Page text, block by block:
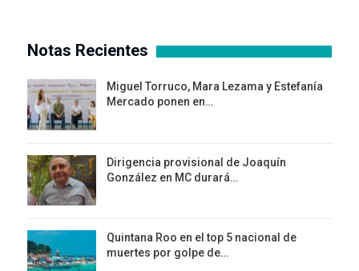
Notas Recientes
Miguel Torruco, Mara Lezama y Estefanía
Mercado ponen en…
Dirigencia provisional de Joaquín
González en MC durará…
Quintana Roo en el top 5 nacional de
muertes por golpe de…